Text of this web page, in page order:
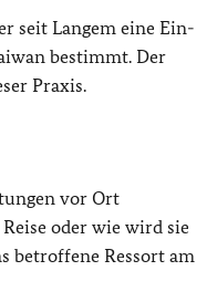
seit Langem eine Ein-
bestimmt. Der
Praxis.
vor Ort
oder wie wird sie
betroffene Ressort am